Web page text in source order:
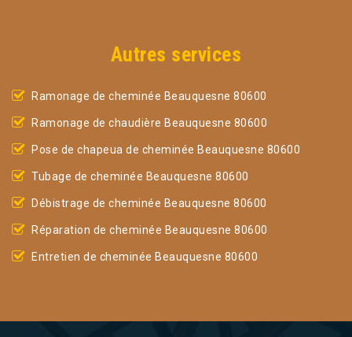
Autres services
Ramonage de cheminée Beauquesne 80600
Ramonage de chaudière Beauquesne 80600
Pose de chapeua de cheminée Beauquesne 80600
Tubage de cheminée Beauquesne 80600
Débistrage de cheminée Beauquesne 80600
Réparation de cheminée Beauquesne 80600
Entretien de cheminée Beauquesne 80600